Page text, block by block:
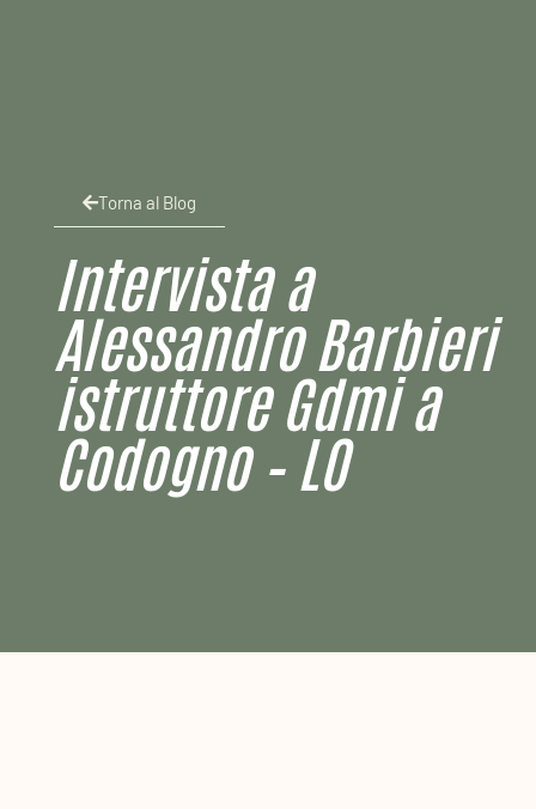
Torna al Blog
Intervista a
Alessandro Barbieri
istruttore Gdmi a
Codogno – LO